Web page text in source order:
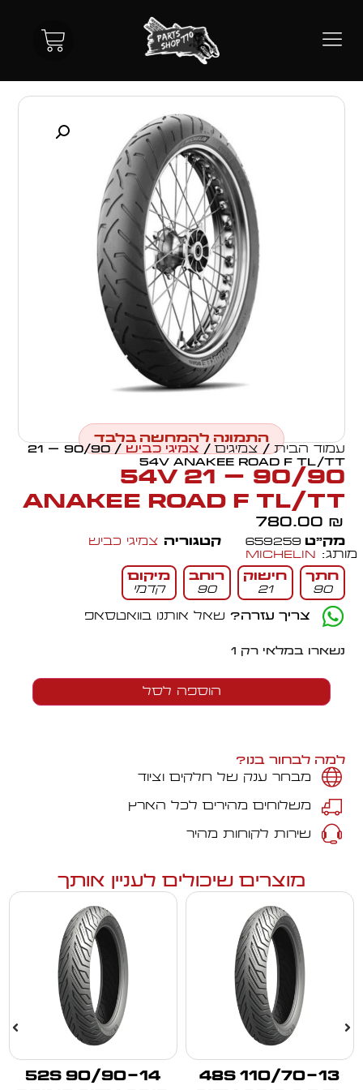
התמונה להמחשה בלבד
עמוד הבית/ צמיגים / צמיגי כביש
/ 90/90 – 21
54V ANAKEE ROAD F TL/TT
90/90 – 21 54V
ANAKEE ROAD F TL/TT
780.00 ₪
מק״ט 659259 קטגוריה צמיגי כביש
מותג: Michelin
חתך
90
חישוק
21
רוחב
90
מיקום
קדמי
צריך עזרה? שאל אותנו בוואטסאפ
נשארו במלאי רק 1
הוספה לסל
למה לבחור בנו?
מבחר ענק של חלקים וציוד
משלוחים מהירים לכל הארץ
שירות לקוחות מהיר
מוצרים שיכולים לעניין אותך
110/70-13 48S
90/90-14 52S